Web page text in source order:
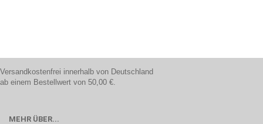
Versandkostenfrei innerhalb von Deutschland
ab einem Bestellwert von 50,00 €.
MEHR ÜBER...